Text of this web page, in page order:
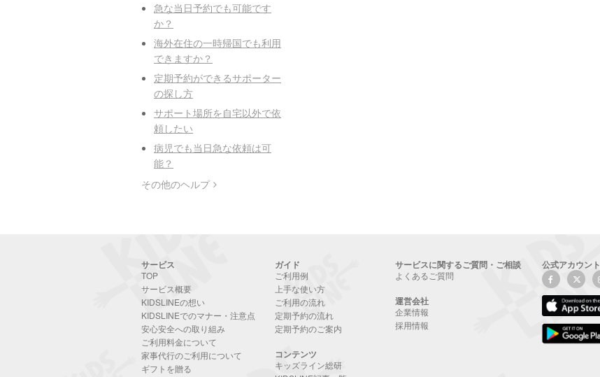
急な当日予約でも可能です
か？
海外在住の一時帰国でも利用
できますか？
定期予約ができるサポーター
の探し方
サポート場所を自宅以外で依
頼したい
病児でも当日急な依頼は可
能？
その他のヘルプ
サービス
TOP
サービス概要
KIDSLINEの想い
KIDSLINEでのマナー・注意点
安心安全への取り組み
ご利用料金について
家事代行のご利用について
ギフトを贈る
ガイド
ご利用例
上手な使い方
ご利用の流れ
定期予約の流れ
定期予約のご案内
コンテンツ
キッズライン総研
サービスに関するご質問・ご相談
よくあるご質問
運営会社
企業情報
採用情報
公式アカウント